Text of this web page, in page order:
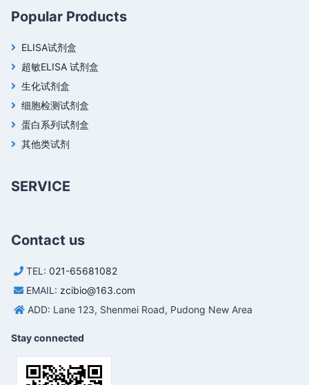
Popular Products
ELISA试剂盒
超敏ELISA 试剂盒
生化试剂盒
细胞检测试剂盒
蛋白系列试剂盒
其他类试剂
SERVICE
Contact us
TEL: 021-65681082
EMAIL: zcibio@163.com
ADD: Lane 123, Shenmei Road, Pudong New Area
Stay connected